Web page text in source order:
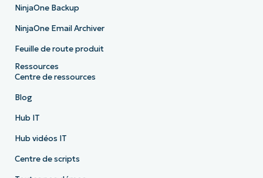
NinjaOne Backup
NinjaOne Email Archiver
Feuille de route produit
Ressources
Centre de ressources
Blog
Hub IT
Hub vidéos IT
Centre de scripts